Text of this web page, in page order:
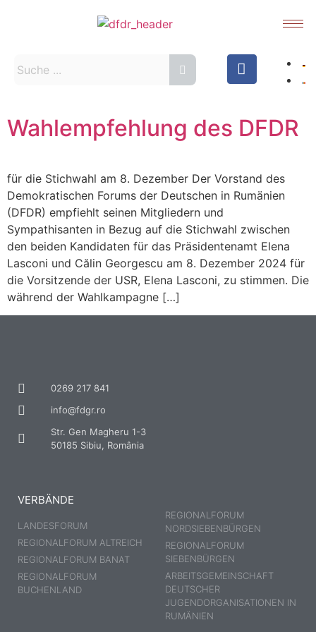
Wahlempfehlung des DFDR
für die Stichwahl am 8. Dezember Der Vorstand des
Demokratischen Forums der Deutschen in Rumänien
(DFDR) empfiehlt seinen Mitgliedern und
Sympathisanten in Bezug auf die Stichwahl zwischen
den beiden Kandidaten für das Präsidentenamt Elena
Lasconi und Călin Georgescu am 8. Dezember 2024 für
die Vorsitzende der USR, Elena Lasconi, zu stimmen. Die
während der Wahlkampagne […]
0269 217 841
info@fdgr.ro
Str. Gen Magheru 1-3
50185 Sibiu, România
VERBÄNDE
LANDESFORUM
REGIONALFORUM ALTREICH
REGIONALFORUM BANAT
REGIONALFORUM
BUCHENLAND
REGIONALFORUM
NORDSIEBENBÜRGEN
REGIONALFORUM
SIEBENBÜRGEN
ARBEITSGEMEINSCHAFT
DEUTSCHER
JUGENDORGANISATIONEN IN
RUMÄNIEN